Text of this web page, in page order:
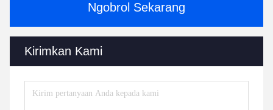
Ngobrol Sekarang
Kirimkan Kami